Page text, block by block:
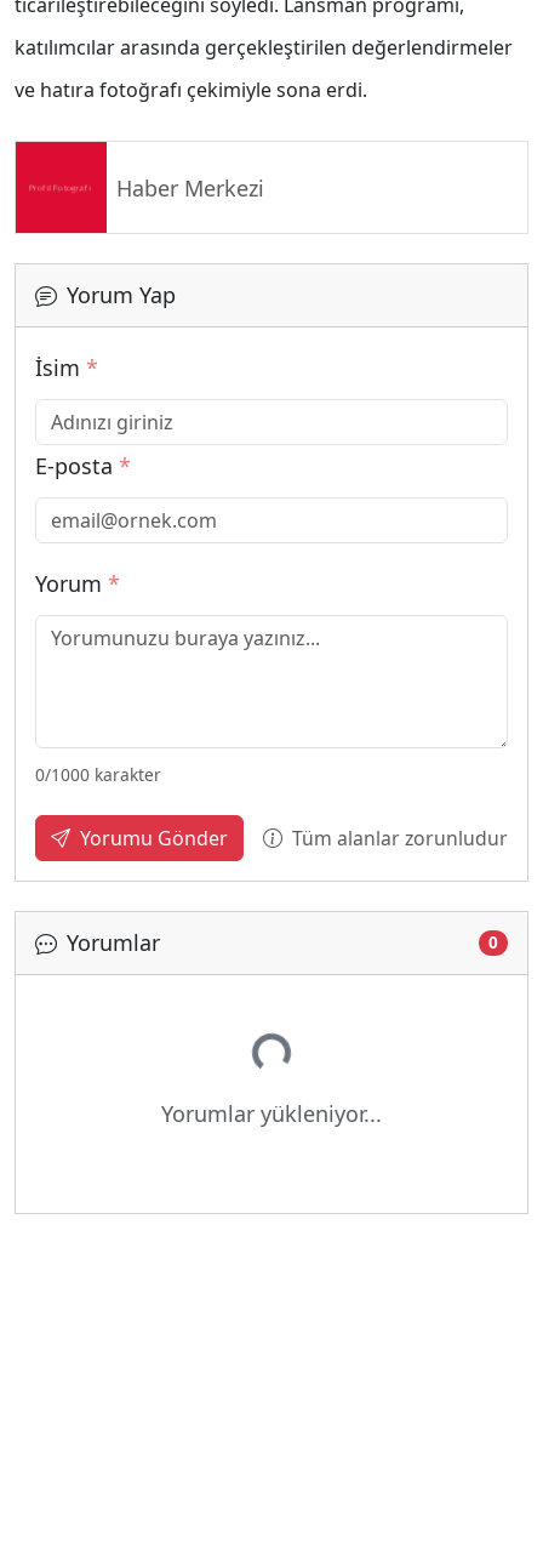
ticarileştirebileceğini söyledi. Lansman programı,
katılımcılar arasında gerçekleştirilen değerlendirmeler
ve hatıra fotoğrafı çekimiyle sona erdi.
Haber Merkezi
Yorum Yap
İsim *
E-posta *
Yorum *
0/1000 karakter
Yorumu Gönder Tüm alanlar zorunludur
Yorumlar 0
Yükleniyor...
Yorumlar yükleniyor...